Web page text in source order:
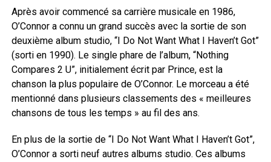
Après avoir commencé sa carrière musicale en 1986,
O’Connor a connu un grand succès avec la sortie de son
deuxième album studio, “I Do Not Want What I Haven’t Got”
(sorti en 1990). Le single phare de l’album, “Nothing
Compares 2 U”, initialement écrit par Prince, est la
chanson la plus populaire de O’Connor. Le morceau a été
mentionné dans plusieurs classements des « meilleures
chansons de tous les temps » au fil des ans.
En plus de la sortie de “I Do Not Want What I Haven’t Got”,
O’Connor a sorti neuf autres albums studio. Ces albums